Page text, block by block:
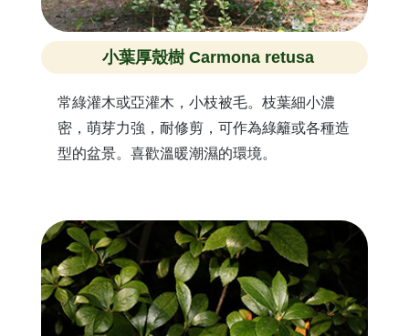
小葉厚殼樹 Carmona retusa
常綠灌木或亞灌木，小枝被毛。枝葉細小濃
密，萌芽力強，耐修剪，可作為綠籬或各種造
型的盆景。喜歡溫暖潮濕的環境。